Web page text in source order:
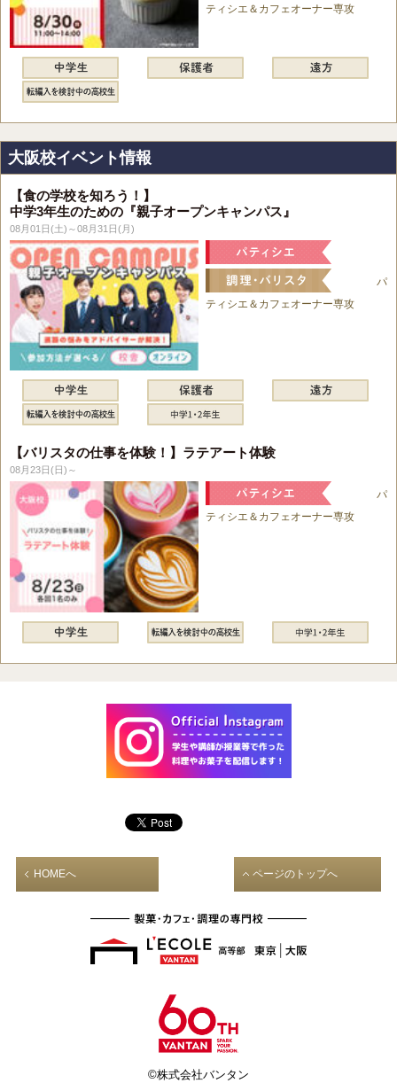
ティシエ＆カフェオーナー専攻
大阪校イベント情報
【食の学校を知ろう！】
中学3年生のための『親子オープンキャンパス』
08月01日(土)～08月31日(月)
パ
ティシエ＆カフェオーナー専攻
【バリスタの仕事を体験！】ラテアート体験
08月23日(日)～
パ
ティシエ＆カフェオーナー専攻
HOMEへ ページのトップへ
©株式会社バンタン